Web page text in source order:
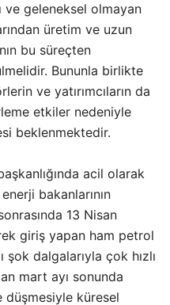
ve geleneksel olmayan
üretim ve uzun
bu süreçten
Bununla birlikte
ve yatırımcıların da
etkiler nedeniyle
beklenmektedir.
acil olarak
bakanlarının
13 Nisan
giriş yapan ham petrol
şok dalgalarıyla çok hızlı
mart ayı sonunda
küresel